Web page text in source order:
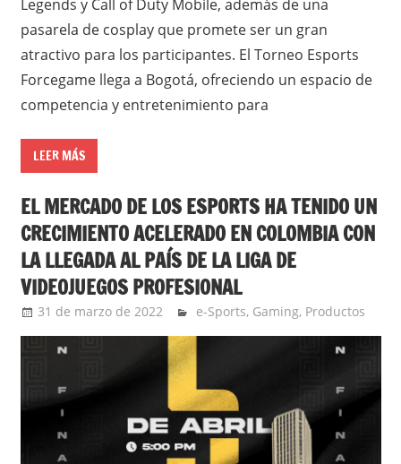
Legends y Call of Duty Mobile, además de una
pasarela de cosplay que promete ser un gran
atractivo para los participantes. El Torneo Esports
Forcegame llega a Bogotá, ofreciendo un espacio de
competencia y entretenimiento para
LEER MÁS
EL MERCADO DE LOS ESPORTS HA TENIDO UN
CRECIMIENTO ACELERADO EN COLOMBIA CON
LA LLEGADA AL PAÍS DE LA LIGA DE
VIDEOJUEGOS PROFESIONAL
31 de marzo de 2022 Ernesto Herrera
e-Sports, Gaming, Productos